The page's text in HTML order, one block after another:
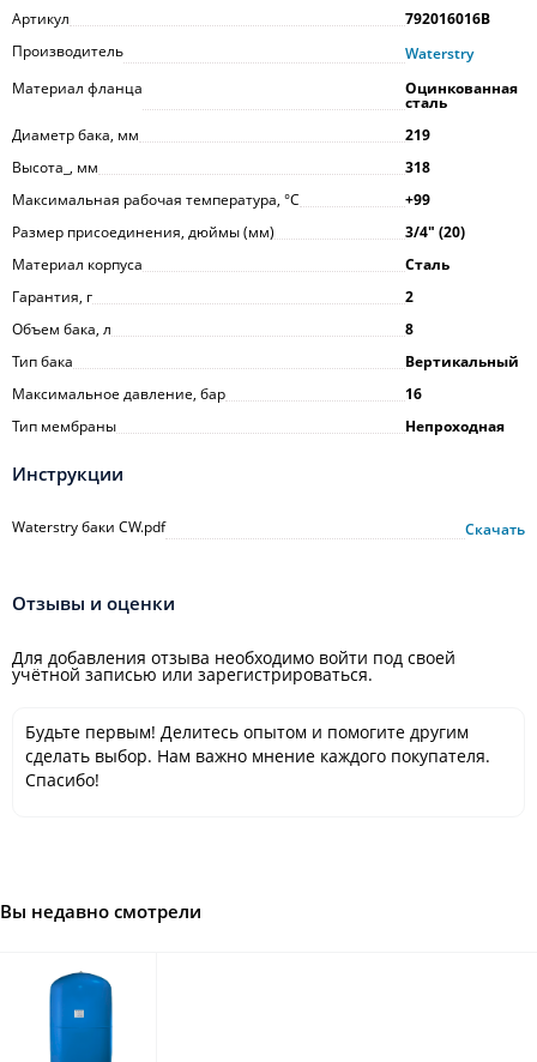
Артикул
792016016B
Производитель
Waterstry
Материал фланца
Оцинкованная
сталь
Диаметр бака, мм
219
Высота_, мм
318
Максимальная рабочая температура, °С
+99
Размер присоединения, дюймы (мм)
3/4ʺ (20)
Материал корпуса
Сталь
Гарантия, г
2
Объем бака, л
8
Тип бака
Вертикальный
Максимальное давление, бар
16
Тип мембраны
Непроходная
Инструкции
Waterstry баки CW.pdf Скачать
Отзывы и оценки
Для добавления отзыва необходимо войти под своей
учётной записью или зарегистрироваться.
Будьте первым! Делитесь опытом и помогите другим
сделать выбор. Нам важно мнение каждого покупателя.
Спасибо!
Вы недавно смотрели